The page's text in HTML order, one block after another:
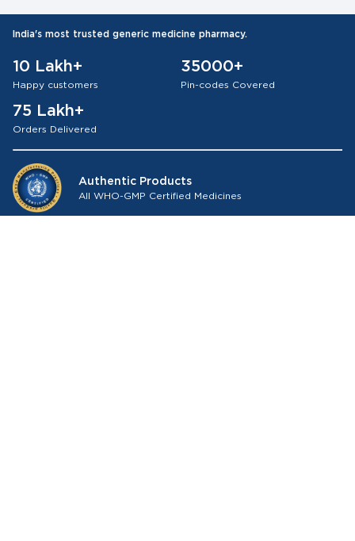
India's most trusted generic medicine pharmacy.
10 Lakh+
Happy customers
35000+
Pin-codes Covered
75 Lakh+
Orders Delivered
Authentic Products
All WHO-GMP Certified Medicines